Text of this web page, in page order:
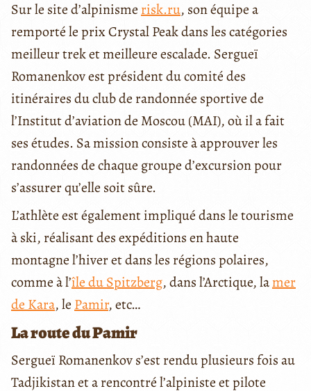
Sur le site d’alpinisme risk.ru, son équipe a
remporté le prix Crystal Peak dans les catégories
meilleur trek et meilleure escalade. Sergueï
Romanenkov est président du comité des
itinéraires du club de randonnée sportive de
l’Institut d’aviation de Moscou (MAI), où il a fait
ses études. Sa mission consiste à approuver les
randonnées de chaque groupe d’excursion pour
s’assurer qu’elle soit sûre.
L’athlète est également impliqué dans le tourisme
à ski, réalisant des expéditions en haute
montagne l’hiver et dans les régions polaires,
comme à l’île du Spitzberg, dans l’Arctique, lamer
de Kara, lePamir, etc…
La route du Pamir
Sergueï Romanenkov s’est rendu plusieurs fois au
Tadjikistan et a rencontré l’alpiniste et pilote